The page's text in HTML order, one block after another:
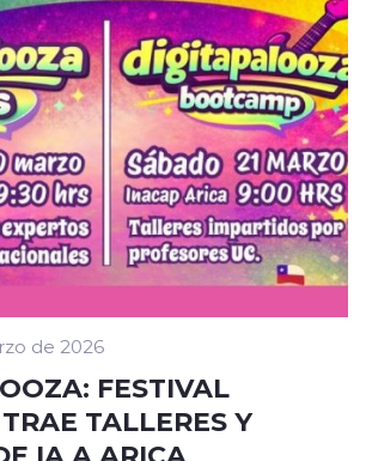
de 2026
FESTIVAL
TALLERES Y
IA A ARICA